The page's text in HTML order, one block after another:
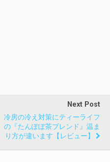
Next Post
冷房の冷え対策にティーライフ
の『たんぽぽ茶ブレンド』温ま
り方が違います【レビュー】